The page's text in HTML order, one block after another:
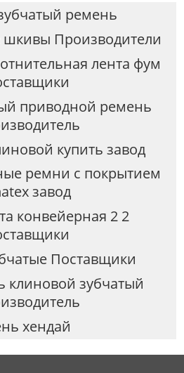
ремень
Производители
лента фум
приводной ремень
купить завод
ремни с покрытием
завод
конвейерная 2 2
Поставщики
клиновой зубчатый
хендай